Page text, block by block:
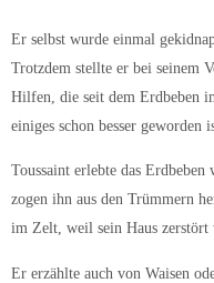
Er selbst wurde einmal
Trotzdem stellte er bei seinem
Hilfen, die seit dem Erdbeben
einiges schon besser geworden
Toussaint erlebte das
zogen ihn aus den Trümmern
im Zelt, weil sein Haus zerstört
Er erzählte auch von Waisen